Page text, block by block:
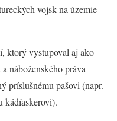
vojsk na územie
ktorý vystupoval aj ako
náboženského práva
príslušnému pašovi (napr.
kádíaskerovi).